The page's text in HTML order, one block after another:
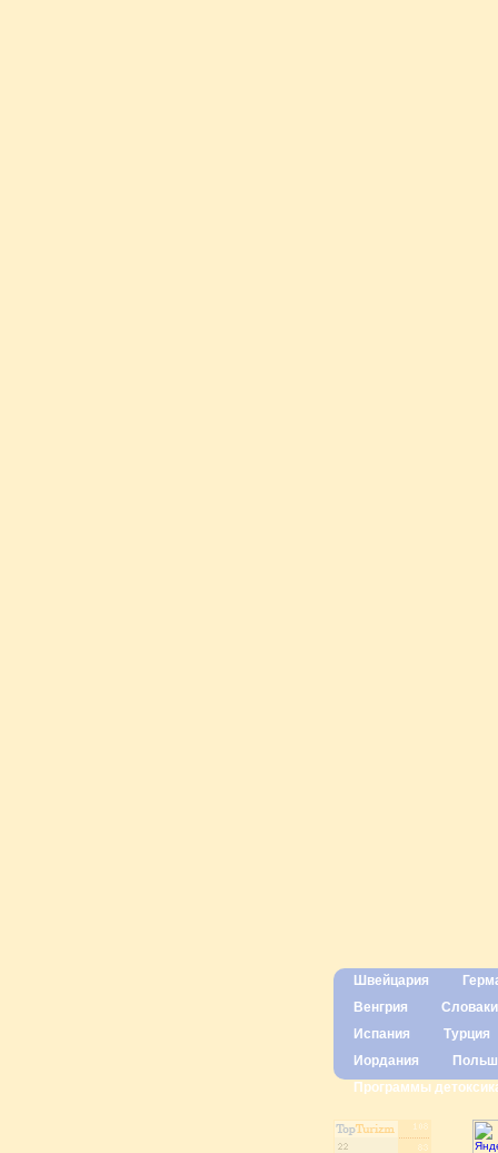
Швейцария
Венгрия
Испания
Турция
Иордания
Программы